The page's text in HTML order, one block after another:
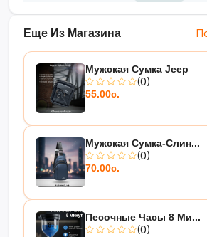
творчества и
Еще Из Магазина
Мужская Сумка Jeep
(0)
55.00с.
Мужская Сумка-Слин...
(0)
70.00с.
Песочные Часы 8 Ми...
(0)